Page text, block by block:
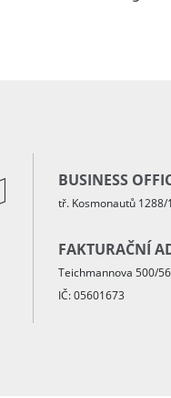
BUSINESS
tř. Kosmonautů 1288/
FAKTURAČNÍ
Teichmannova 500/
IČ: 05601673